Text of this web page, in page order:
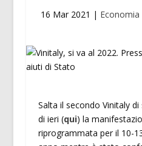
16 Mar 2021 |
Salta il secondo Vinitaly
di ieri (qui) la
riprogrammata per il 10-